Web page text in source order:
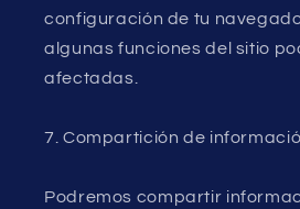
configuración de tu
algunas funciones del sitio
afectadas.
7. Compartición de
Podremos compartir